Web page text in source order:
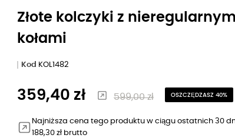
Złote kolczyki z
kołami
Kod KOL1482
359,40 zł 599,00 zł OSZCZĘDZASZ 40%
Najniższa cena tego produktu w ciągu ostatnich 30
188,30 zł brutto